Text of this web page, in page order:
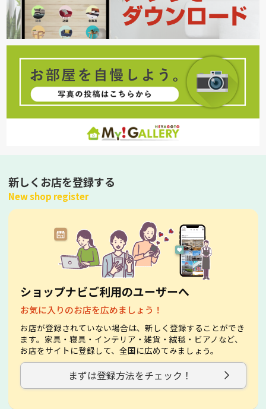
新しくお店を登録する
New shop register
ショップナビご利用のユーザーへ
お気に入りのお店を広めましょう！
お店が登録されていない場合は、新しく登録することができ
ます。家具・寝具・インテリア・雑貨・絨毯・ビアノなど、
お店をサイトに登録して、全国に広めてみましょう。
まずは登録方法をチェック！